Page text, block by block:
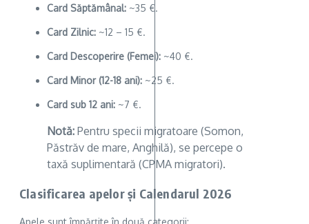
Card Săptămânal: ~35 €.
Card Zilnic: ~12 – 15 €.
Card Descoperire (Femei): ~40 €.
Card Minor (12-18 ani): ~25 €.
Card sub 12 ani: ~7 €.
Notă: Pentru specii migratoare (Somon,
Păstrăv de mare, Anghilă), se percepe o
taxă suplimentară (CPMA migratori).
Clasificarea apelor și Calendarul 2026
Apele sunt împărțite în două categorii: